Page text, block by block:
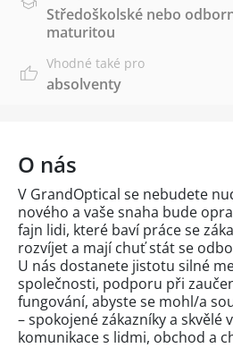
Středoškolské nebo
maturitou
Vhodné také pro
absolventy
O nás
V GrandOptical se nebudete
nového a vaše snaha bude
fajn lidi, které baví práce se
rozvíjet a mají chuť stát se
U nás dostanete jistotu silné
společnosti, podporu při
fungování, abyste se mohl/a
– spokojené zákazníky a skvělé
komunikace s lidmi, obchod a